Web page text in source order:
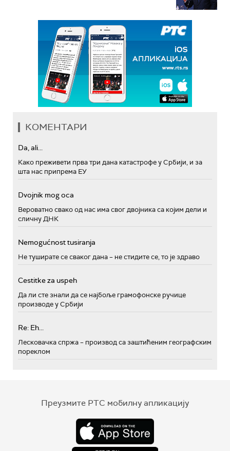
КОМЕНТАРИ
Da, ali...
Како преживети прва три дана катастрофе у Србији, и за
шта нас припрема ЕУ
Dvojnik mog oca
Вероватно свако од нас има свог двојника са којим дели и
сличну ДНК
Nemogućnost tusiranja
Не туширате се сваког дана – не стидите се, то је здраво
Cestitke za uspeh
Да ли сте знали да се најбоље грамофонске ручице
производе у Србији
Re: Eh...
Лесковачка спржа – производ са заштићеним географским
пореклом
Преузмите РТС мобилну апликацију